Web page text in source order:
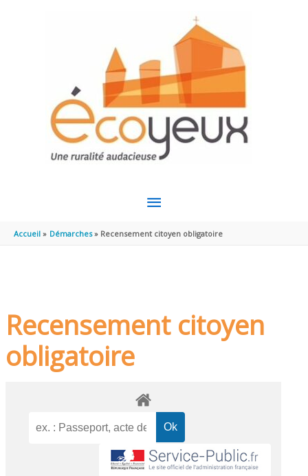
MENU
PRINCIPAL
Accueil Démarches Recensement citoyen obligatoire
Recensement citoyen
obligatoire